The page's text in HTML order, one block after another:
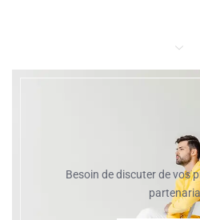
Besoin de discuter de vos